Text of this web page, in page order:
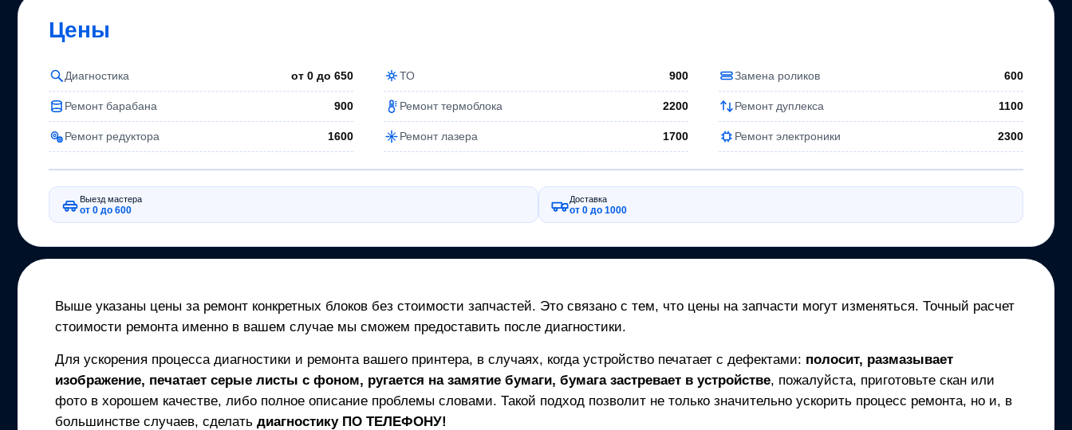
Цены
Диагностика от 0 до650 ТО 900 Замена роликов 600
Ремонт барабана 900 Ремонт термоблока 2200 Ремонт дуплекса 1100
Ремонт редуктора 1600 Ремонт лазера 1700 Ремонт электроники 2300
Выезд мастера
от 0 до 600
Доставка
от 0 до 1000
Выше указаны цены за ремонт конкретных блоков без стоимости запчастей. Это связано с тем, что цены на запчасти могут изменяться. Точный расчет
стоимости ремонта именно в вашем случае мы сможем предоставить после диагностики.
Для ускорения процесса диагностики и ремонта вашего принтера, в случаях, когда устройство печатает с дефектами: полосит, размазывает
изображение, печатает серые листы с фоном, ругается на замятие бумаги, бумага застревает в устройстве, пожалуйста, приготовьте скан или
фото в хорошем качестве, либо полное описание проблемы словами. Такой подход позволит не только значительно ускорить процесс ремонта, но и, в
большинстве случаев, сделатьдиагностику ПО ТЕЛЕФОНУ!